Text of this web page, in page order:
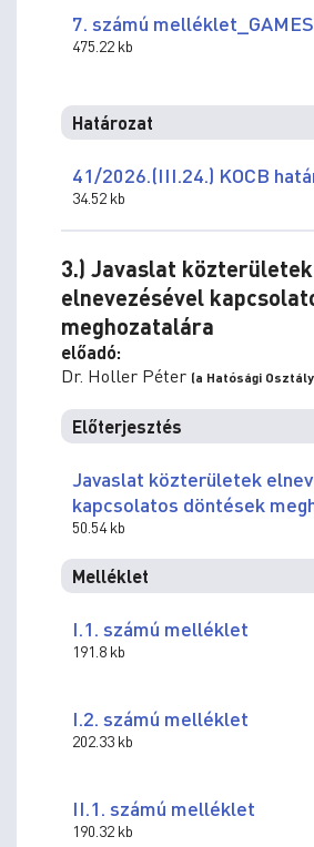
7. számú
475.22 kb
Határozat
41/2026.(III.24.) KOCB
34.52 kb
3.) Javaslat közterületek
elnevezésével
meghozatalára
előadó:
Dr. Holler Péter (a Hatósági
Előterjesztés
Javaslat közterületek
kapcsolatos döntések
50.54 kb
Melléklet
I.1. számú melléklet
191.8 kb
I.2. számú melléklet
202.33 kb
II.1. számú melléklet
190.32 kb